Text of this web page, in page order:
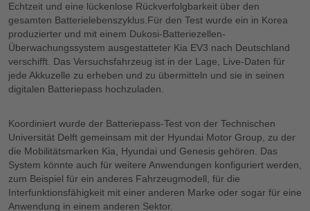
Echtzeit und eine lückenlose Rückverfolgbarkeit über den
gesamten Batterielebenszyklus.Für den Test wurde ein in Korea
produzierter und mit einem Dukosi-Batteriezellen-
Überwachungssystem ausgestatteter Kia EV3 nach Deutschland
verschifft. Das Versuchsfahrzeug ist in der Lage, Live-Daten für
jede Akkuzelle zu erheben und zu übermitteln und sie in seinen
digitalen Batteriepass hochzuladen.
Koordiniert wurde der Batteriepass-Test von der Technischen
Universität Delft gemeinsam mit der Hyundai Motor Group, zu der
die Mobilitätsmarken Kia, Hyundai und Genesis gehören. Das
System könnte auch für weitere Anwendungen konfiguriert werden,
zum Beispiel für ein anderes Fahrzeugmodell, für die
Interfunktionsfähigkeit mit einer anderen Marke oder sogar für eine
Anwendung in einem anderen Sektor.